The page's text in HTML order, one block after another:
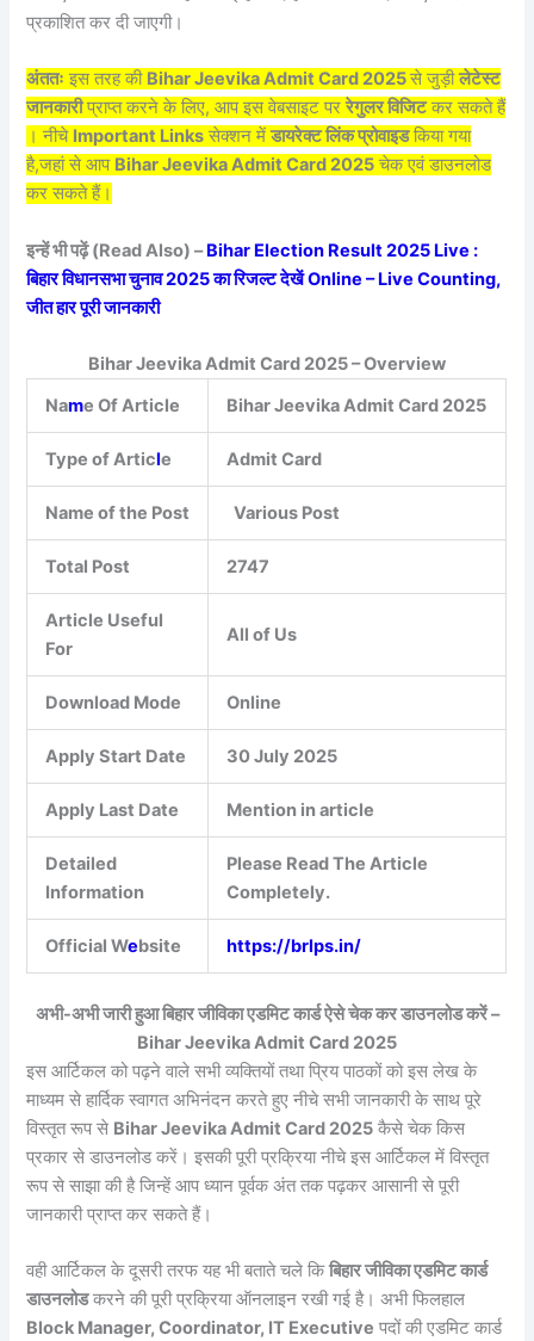
प्रकाशित कर दी जाएगी।
अंततः इस तरह की Bihar Jeevika Admit Card 2025से जुड़ीलेटेस्ट
जानकारीप्राप्त करने के लिए, आप इस वेबसाइट पररेगुलर विजिटकर सकते हैं
। नीचे Important Links सेक्शन मेंडायरेक्ट लिंक प्रोवाइडकिया गया
है,जहां से आप Bihar Jeevika Admit Card 2025 चेक एवं डाउनलोड
कर सकते हैं।
इन्हें भी पढ़ें (Read Also) –Bihar Election Result 2025 Live :
बिहार विधानसभा चुनाव 2025 का रिजल्ट देखें Online – Live Counting,
जीत हार पूरी जानकारी
Bihar Jeevika Admit Card 2025 – Overview
Name Of Article Bihar Jeevika Admit Card 2025
Type of Article Admit Card
Name of the Post Various Post
Total Post 2747
Article Useful
For
All of Us
Download Mode Online
Apply Start Date 30 July 2025
Apply Last Date Mention in article
Detailed
Information
Please Read The Article
Completely.
Official Website https://brlps.in/
अभी-अभी जारी हुआ बिहार जीविका एडमिट कार्ड ऐसे चेक कर डाउनलोड करें –
Bihar Jeevika Admit Card 2025
इस आर्टिकल को पढ़ने वाले सभी व्यक्तियों तथा प्रिय पाठकों को इस लेख के
माध्यम से हार्दिक स्वागत अभिनंदन करते हुए नीचे सभी जानकारी के साथ पूरे
विस्तृत रूप से Bihar Jeevika Admit Card 2025 कैसे चेक किस
प्रकार से डाउनलोड करें। इसकी पूरी प्रक्रिया नीचे इस आर्टिकल में विस्तृत
रूप से साझा की है जिन्हें आप ध्यान पूर्वक अंत तक पढ़कर आसानी से पूरी
जानकारी प्राप्त कर सकते हैं।
वही आर्टिकल के दूसरी तरफ यह भी बताते चले किबिहार जीविका एडमिट कार्ड
डाउनलोडकरने की पूरी प्रक्रिया ऑनलाइन रखी गई है। अभी फिलहाल
Block Manager, Coordinator, IT Executive पदों की एडमिट कार्ड